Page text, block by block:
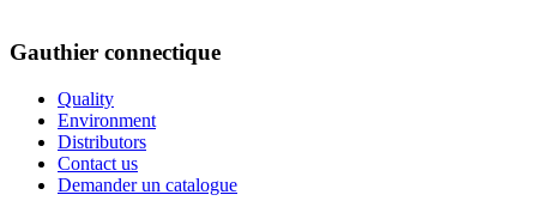
Gauthier connectique
Quality
Environment
Distributors
Contact us
Demander un catalogue